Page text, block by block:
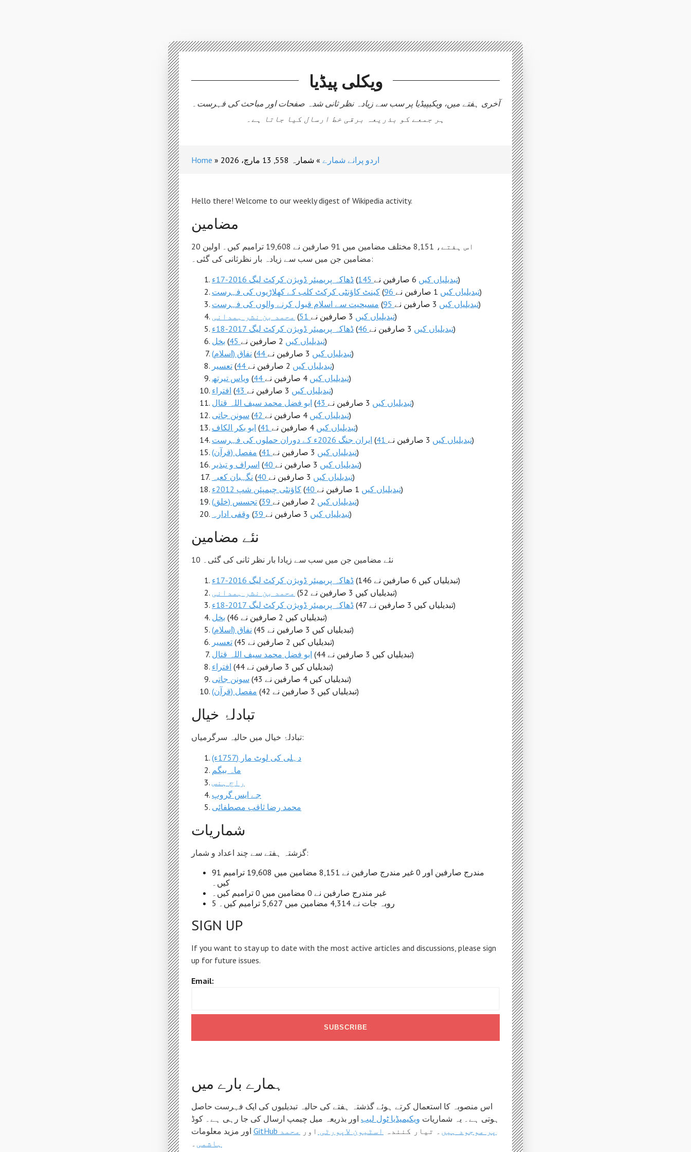
ویکلی پیڈیا
آخری ہفتے میں، ویکیپیڈیا پر سب سے زیادہ نظر ثانی شدہ صفحات اور مباحث کی فہرست۔
ہر جمعے کو بذریعہ برقی خط ارسال کیا جاتا ہے۔
Home اردو پرانے شمارے شمارہ 558, 13 مارچ، 2026
Hello there! Welcome to our weekly digest of Wikipedia activity.
مضامین
اس ہفتے، 8,151 مختلف مضامین میں 91 صارفین نے 19,608 ترامیم کیں۔ اولین 20
مضامین جن میں سب سے زیادہ بار نظرثانی کی گئی۔:
ڈھاکہ پریمیئر ڈویژن کرکٹ لیگ 2016-17ء ( 145 تبدیلیاں کیں6 صارفین نے)
کینٹ کاؤنٹی کرکٹ کلب کے کھلاڑیوں کی فہرست ( 96 تبدیلیاں کیں1 صارفین نے)
مسیحیت سے اسلام قبول کرنے والوں کی فہرست ( 95 تبدیلیاں کیں3 صارفین نے)
محمد بن نشر ہمدانی ( 51 تبدیلیاں کیں3 صارفین نے)
ڈھاکہ پریمیئر ڈویژن کرکٹ لیگ 2017-18ء ( 46 تبدیلیاں کیں3 صارفین نے)
بخل ( 45 تبدیلیاں کیں2 صارفین نے)
نفاق (اسلام) ( 44 تبدیلیاں کیں3 صارفین نے)
تعسیر ( 44 تبدیلیاں کیں2 صارفین نے)
ویاس تیرتھ ( 44 تبدیلیاں کیں4 صارفین نے)
افتراء ( 43 تبدیلیاں کیں3 صارفین نے)
ابو فضل محمد سیف اللہ قتال ( 43 تبدیلیاں کیں3 صارفین نے)
سونن جاتی ( 42 تبدیلیاں کیں4 صارفین نے)
ابو بکر الکاف ( 41 تبدیلیاں کیں4 صارفین نے)
ایران جنگ 2026ء کے دوران حملوں کی فہرست ( 41 تبدیلیاں کیں3 صارفین نے)
مفصل (قرآن) ( 41 تبدیلیاں کیں3 صارفین نے)
اسراف و تبذیر ( 40 تبدیلیاں کیں3 صارفین نے)
نگہبان کعبہ ( 40 تبدیلیاں کیں3 صارفین نے)
کاؤنٹی چیمپئن شپ 2012ء ( 40 تبدیلیاں کیں1 صارفین نے)
تجسس (خلق) ( 39 تبدیلیاں کیں2 صارفین نے)
وقفی ادارہ ( 39 تبدیلیاں کیں3 صارفین نے)
نئے مضامین
10 نئے مضامین جن میں سب سے زیادا بار نظر ثانی کی گئی۔
ڈھاکہ پریمیئر ڈویژن کرکٹ لیگ 2016-17ء
(146 تبدیلیاں کیں 6 صارفین نے)
محمد بن نشر ہمدانی
(52 تبدیلیاں کیں 3 صارفین نے)
ڈھاکہ پریمیئر ڈویژن کرکٹ لیگ 2017-18ء
(47 تبدیلیاں کیں 3 صارفین نے)
بخل
(46 تبدیلیاں کیں 2 صارفین نے)
نفاق (اسلام)
(45 تبدیلیاں کیں 3 صارفین نے)
تعسیر
(45 تبدیلیاں کیں 2 صارفین نے)
ابو فضل محمد سیف اللہ قتال
(44 تبدیلیاں کیں 3 صارفین نے)
افتراء
(44 تبدیلیاں کیں 3 صارفین نے)
سونن جاتی
(43 تبدیلیاں کیں 4 صارفین نے)
مفصل (قرآن)
(42 تبدیلیاں کیں 3 صارفین نے)
تبادلۂ خیال
تبادلۂ خیال میں حالیہ سرگرمیاں:
دہلی کی لوٹ مار (1757ء)
ماہ بیگم
راج ہنس
جے ایس گروپ
محمد رضا ثاقب مصطفائی
شماریات
گزشتہ ہفتے سے چند اعداد و شمار:
91 مندرج صارفین اور 0 غیر مندرج صارفین نے 8,151 مضامین میں 19,608 ترامیم
کیں۔
غیر مندرج صارفین نے 0 مضامین میں 0 ترامیم کیں۔
5 روبہ جات نے 4,314 مضامین میں 5,627 ترامیم کیں۔
SIGN UP
If you want to stay up to date with the most active articles and discussions, please sign
up for future issues.
Email:
ہمارے بارے میں
اس منصوبہ کا استعمال کرتے ہوئے گذشتہ ہفتے کی حالیہ تبدیلیوں کی ایک فہرست حاصل
ہوتی ہے۔ یہ شماریات ویکیمیڈیا ٹول لیب اور بذریعہ میل چیمپ ارسال کی جا رہی ہے۔ کوڈ
GitHub پر موجود ہیں ۔ تیار کنندہ اسٹیون لاپورٹی اور محمد
ہاشمی ۔